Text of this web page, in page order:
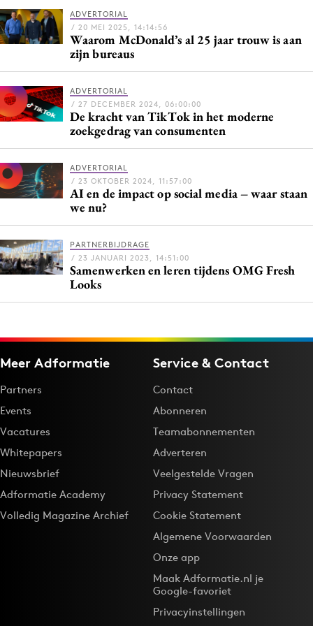
Bureaus
Campagnes
Contentmarketing
Craft
Customer Experience
Data & Insights
Design
Digital transformation
Diversiteit
Effectiviteit
Gedragsverandering
Influencer marketing
Interne communicatie
Martech
PR
Programmatic
Purpose Marketing
Reputatie & crisis
ADVERTORIAL
/ 20 MEI 2025, 14:14:56
Waarom McDonald’s al 25 jaar trouw is aan
zijn bureaus
ADVERTORIAL
/ 27 DECEMBER 2024, 06:00:00
De kracht van TikTok in het moderne
zoekgedrag van consumenten
ADVERTORIAL
/ 23 OKTOBER 2024, 11:57:00
AI en de impact op social media – waar staan
we nu?
PARTNERBIJDRAGE
/ 23 JANUARI 2023, 14:51:00
Samenwerken en leren tijdens OMG Fresh
Looks
Meer Adformatie
Partners
Events
Vacatures
Whitepapers
Nieuwsbrief
Adformatie Academy
Volledig Magazine Archief
Service & Contact
Contact
Abonneren
Teamabonnementen
Adverteren
Veelgestelde Vragen
Privacy Statement
Cookie Statement
Algemene Voorwaarden
Onze app
Maak Adformatie.nl je
Google-favoriet
Privacyinstellingen